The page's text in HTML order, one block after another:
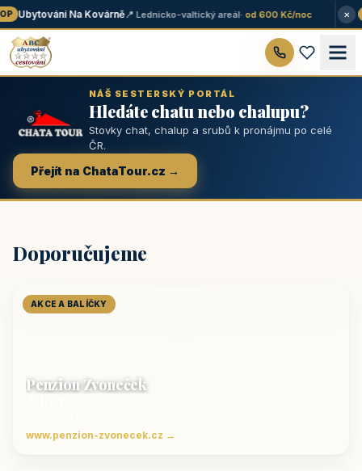
Ubytování Na Kovárně📍 Lednicko-valtický areál· od 600 Kč/noc ×
NÁŠ SESTERSKÝ PORTÁL
Hledáte chatu nebo chalupu?
Stovky chat, chalup a srubů k pronájmu po celé
ČR.
Přejít na ChataTour.cz →
Doporučujeme
AKCE A BALÍČKY
Penzion Zvoneček
www.penzion-zvonecek.cz →